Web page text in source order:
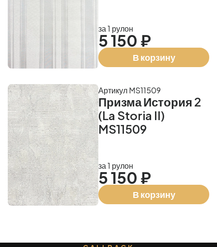
за 1 рулон
5 150 ₽
В корзину
Призма История 2
(La Storia II)
MS11509
Артикул MS11509
за 1 рулон
5 150 ₽
В корзину